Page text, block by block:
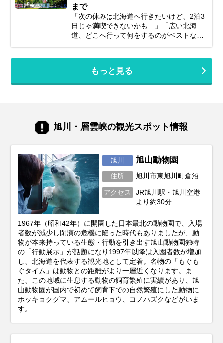
ください。
めの、計画の立て方の基本から、子供が絶
対喜ぶおすすめスポット＆アクティビテ
ィ、ホテル選びの秘訣、そしてあると便利
な持ち物や注意点まで、パパママ目線で徹
まで
「次の休みは北海道へ行きたいけど、2泊3
日じゃ満喫できないかも…」「広い北海
道、どこへ行って何をするのがベストな
をたっぷり楽しむことは可能です！この記
事では、忙しいあなたのために、2泊3日の
届けします。あなただけの特別な北海道旅
行を実現するためのヒントを見つけて、最
もっと見る
旭川・層雲峡の観光スポット情報
旭川 旭山動物園
住所 旭川市東旭川町倉沼
アクセス
JR旭川駅・旭川空港
より約30分
1967年（昭和42年）に開園した日本最北の動物園で、入場
者数が減少し閉演の危機に陥った時代もありましたが、動
物が本来持っている生態・行動を引き出す旭山動物園独特
の「行動展示」が話題になり1997年以降は入園者数が増加
し、北海道を代表する観光地として定着。名物の「もぐも
ぐタイム」は動物との距離がより一層近くなります。ま
た、この地域に生息する動物の飼育繁殖に実績があり、旭
山動物園が国内で初めて飼育下での自然繁殖にした動物に
ホッキョクグマ、アムールヒョウ、コノハズクなどがいま
す。